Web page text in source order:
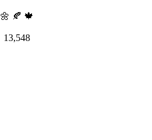
🌼 🍂 🍁
13,548